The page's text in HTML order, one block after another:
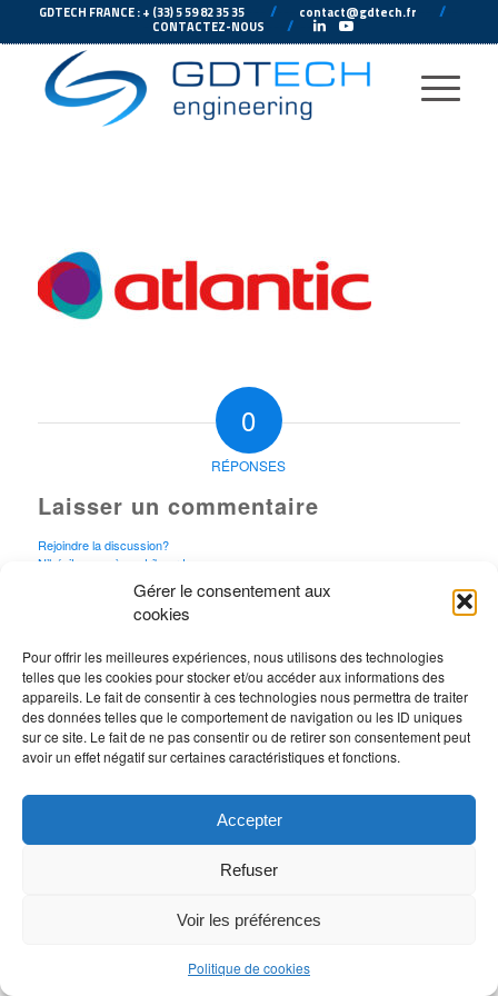
Gérer le consentement aux
cookies
Pour offrir les meilleures expériences, nous utilisons des technologies
telles que les cookies pour stocker et/ou accéder aux informations des
appareils. Le fait de consentir à ces technologies nous permettra de traiter
des données telles que le comportement de navigation ou les ID uniques
sur ce site. Le fait de ne pas consentir ou de retirer son consentement peut
avoir un effet négatif sur certaines caractéristiques et fonctions.
Accepter
Refuser
Voir les préférences
Politique de cookies
GDTECH FRANCE : + (33) 5 59 82 35 35 //--- contact@gdtech.fr //--
CONTACTEZ-NOUS ---// ---
0
RÉPONSES
Laisser un commentaire
Rejoindre la discussion?
N’hésitez pas à contribuer !
vous connecter